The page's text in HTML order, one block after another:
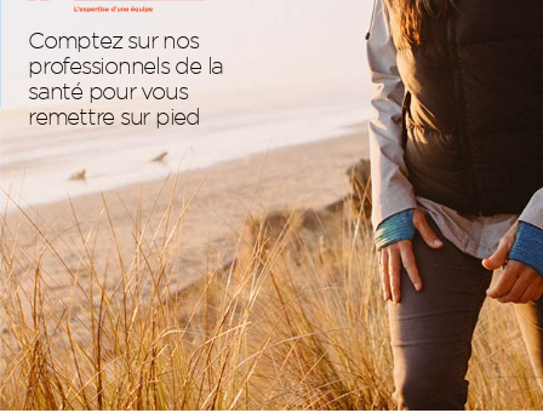
Comptez sur nos
professionnels de la
santé pour vous
remettre sur pied